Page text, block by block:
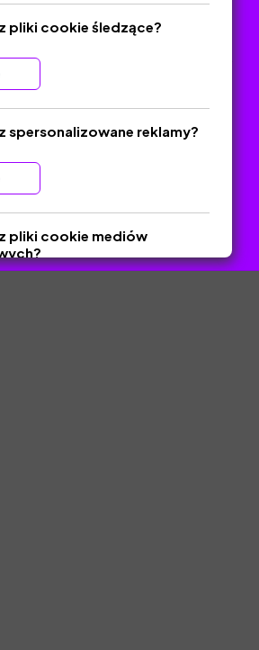
SPAM)
chronione Prawem Autorskim.
pliki cookie śledzące?
spersonalizowane reklamy?
pliki cookie mediów